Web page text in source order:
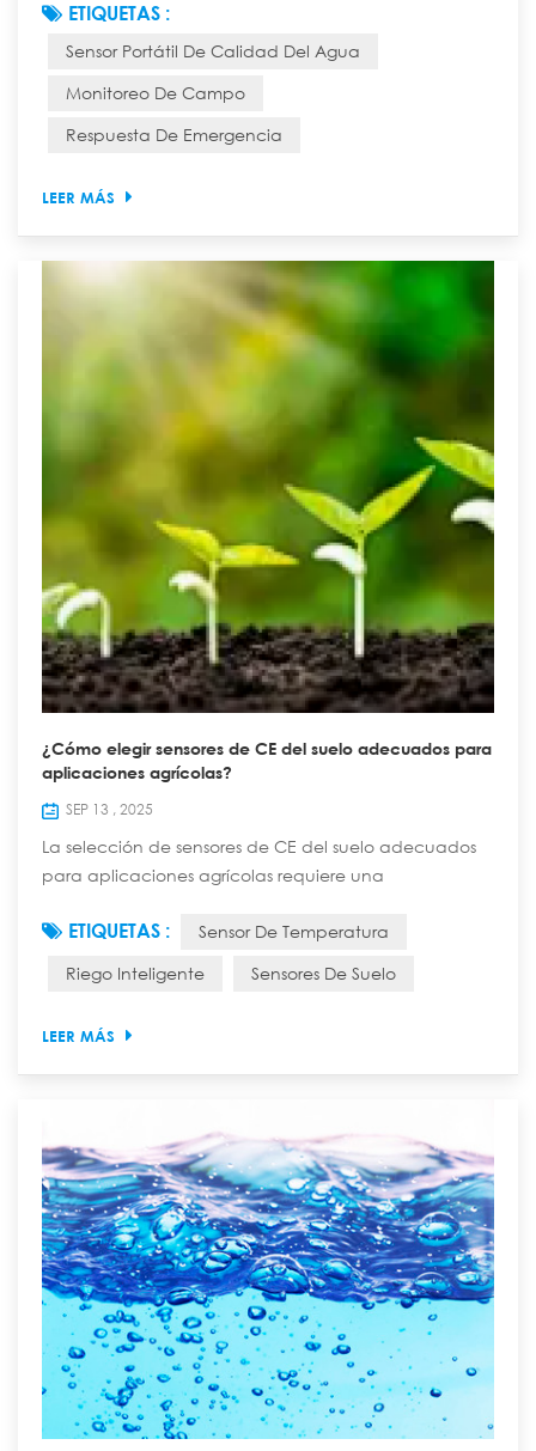
debido a un accidente ambiental repentino? ¿Cómo
puede un equipo de expedición científica evaluar
descubierto en la selva profunda de la montaña? En
el pasado, responder a estas preguntas requería un
ETIQUETAS :
Sensor Portátil De Calidad Del Agua
Monitoreo De Campo
Respuesta De Emergencia
LEER MÁS
¿Cómo elegir sensores de CE del suelo adecuados para
aplicaciones agrícolas?
SEP 13 , 2025
La selección de sensores de CE del suelo adecuados
para aplicaciones agrícolas requiere una
continuación, se presentan algunos puntos clave:
de medición de 0 a 20000 μS/cm puede cubrir la
leve hasta tierras salino-alcalinas severas, lo que
puede sa...
ETIQUETAS : Sensor De Temperatura
Riego Inteligente Sensores De Suelo
LEER MÁS